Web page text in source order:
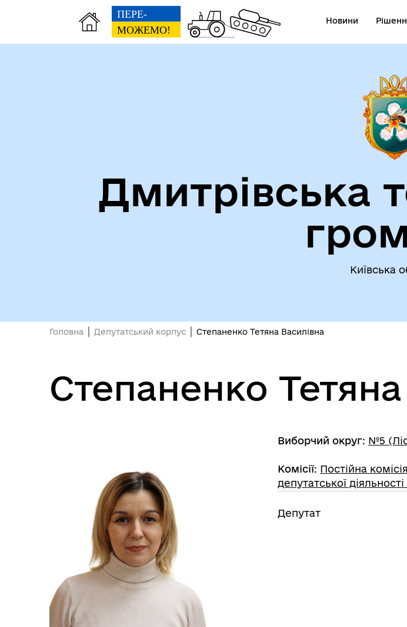
Новини
Дмитрівська
Київська
Головна Депутатський корпус Степаненко Тетяна Василівна
Степаненко
Виборчий округ: №5
Комісії: Постійна
депутатської
Депутат